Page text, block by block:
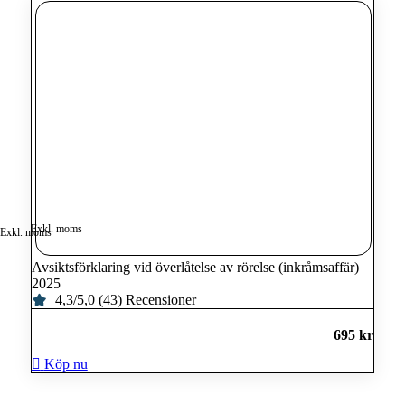
Exkl. moms
Avsiktsförklaring vid överlåtelse av rörelse (inkråmsaffär)
2025
4,3/5,0 (43) Recensioner
695kr
Exkl. moms
Köp nu